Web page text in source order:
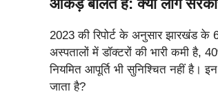
आंकड़े बोलते हैं: क्यों लोग
2023 की रिपोर्ट के अनुसार झारखंड
अस्पतालों में डॉक्टरों की भारी कमी है,
नियमित आपूर्ति भी सुनिश्चित नहीं है।
जाता है?